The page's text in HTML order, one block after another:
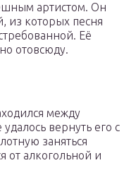
артистом. Он
из которых песня
Её
отовсюду.
между
вернуть его с
заняться
от алкогольной и